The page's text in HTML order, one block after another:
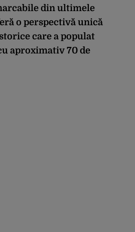
din ultimele
o perspectivă unică
care a populat
aproximativ 70 de